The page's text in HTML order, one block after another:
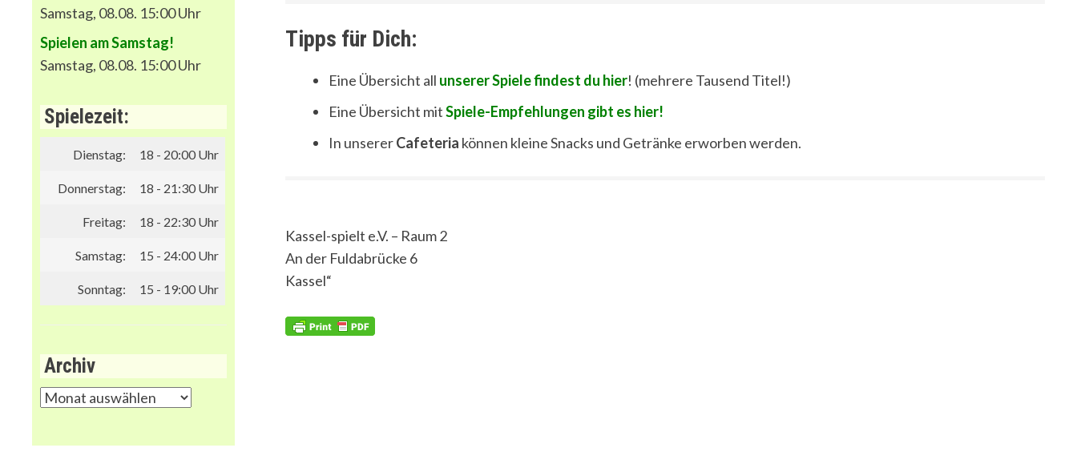
Samstag, 08.08. 15:00 Uhr
Spielen am Samstag!
Samstag, 08.08. 15:00 Uhr
Spielezeit:
Dienstag: 18 - 20:00 Uhr
Donnerstag: 18 - 21:30 Uhr
Freitag: 18 - 22:30 Uhr
Samstag: 15 - 24:00 Uhr
Sonntag: 15 - 19:00 Uhr
Archiv
Archiv
Tipps für Dich:
Eine Übersicht all unserer Spiele findest du hier! (mehrere Tausend Titel!)
Eine Übersicht mitSpiele-Empfehlungen gibt es hier!
In unsererCafeteria können kleine Snacks und Getränke erworben werden.
Kassel-spielt e.V. – Raum 2
An der Fuldabrücke 6
Kassel“